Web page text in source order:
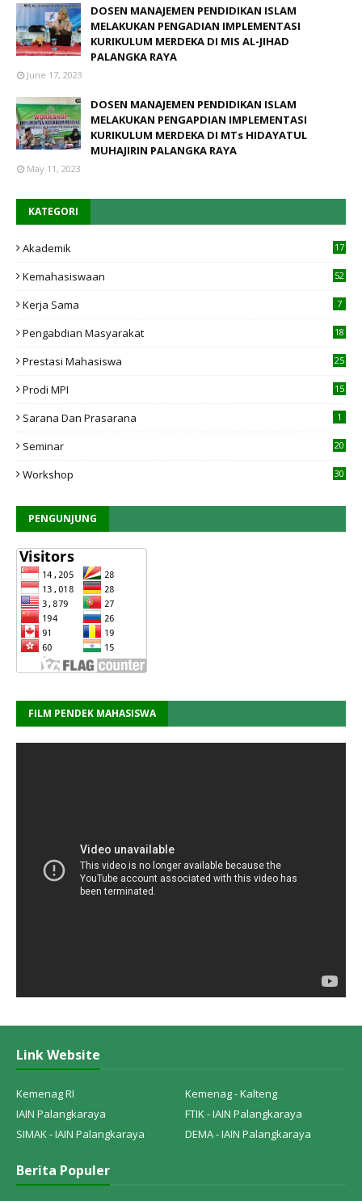
DOSEN MANAJEMEN PENDIDIKAN ISLAM
MELAKUKAN PENGADIAN IMPLEMENTASI
KURIKULUM MERDEKA DI MIS AL-JIHAD
PALANGKA RAYA
June 17, 2023
DOSEN MANAJEMEN PENDIDIKAN ISLAM
MELAKUKAN PENGAPDIAN IMPLEMENTASI
KURIKULUM MERDEKA DI MTs HIDAYATUL
MUHAJIRIN PALANGKA RAYA
May 11, 2023
KATEGORI
Akademik
17
Kemahasiswaan 52
Kerja Sama 7
Pengabdian Masyarakat 18
Prestasi Mahasiswa 25
Prodi MPI
15
Sarana Dan Prasarana 1
Seminar 20
Workshop 30
PENGUNJUNG
FILM PENDEK MAHASISWA
Link Website
Kemenag RI
Kemenag - Kalteng
IAIN Palangkaraya
FTIK - IAIN Palangkaraya
SIMAK - IAIN Palangkaraya
DEMA - IAIN Palangkaraya
Berita Populer